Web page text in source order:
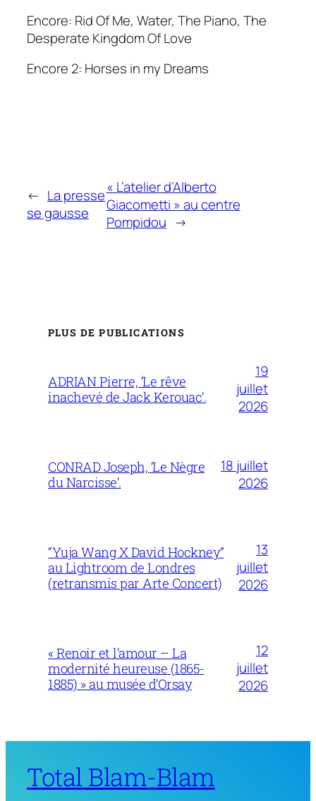
Encore: Rid Of Me, Water, The Piano, The
Desperate Kingdom Of Love
Encore 2: Horses in my Dreams
← La presse
se gausse
« L’atelier d’Alberto
Giacometti » au centre
Pompidou →
PLUS DE PUBLICATIONS
ADRIAN Pierre, ‘Le rêve
inachevé de Jack Kerouac’.
19
juillet
2026
CONRAD Joseph, ‘Le Nègre
du Narcisse’.
18 juillet
2026
“Yuja Wang X David Hockney”
au Lightroom de Londres
(retransmis par Arte Concert)
13
juillet
2026
« Renoir et l’amour – La
modernité heureuse (1865-
1885) » au musée d’Orsay
12
juillet
2026
Total Blam-Blam